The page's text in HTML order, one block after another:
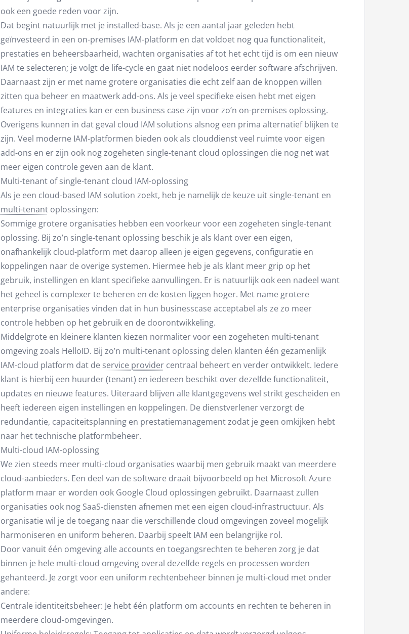
ook een goede reden voor zijn.
Dat begint natuurlijk met je installed-base. Als je een aantal jaar geleden hebt
geïnvesteerd in een on-premises IAM-platform en dat voldoet nog qua functionaliteit,
prestaties en beheersbaarheid, wachten organisaties af tot het echt tijd is om een nieuw
IAM te selecteren; je volgt de life-cycle en gaat niet nodeloos eerder software afschrijven.
Daarnaast zijn er met name grotere organisaties die echt zelf aan de knoppen willen
zitten qua beheer en maatwerk add-ons. Als je veel specifieke eisen hebt met eigen
features en integraties kan er een business case zijn voor zo’n on-premises oplossing.
Overigens kunnen in dat geval cloud IAM solutions alsnog een prima alternatief blijken te
zijn. Veel moderne IAM-platformen bieden ook als clouddienst veel ruimte voor eigen
add-ons en er zijn ook nog zogeheten single-tenant cloud oplossingen die nog net wat
meer eigen controle geven aan de klant.
Multi-tenant of single-tenant cloud IAM-oplossing
Als je een cloud-based IAM solution zoekt, heb je namelijk de keuze uit single-tenant en
multi-tenantoplossingen:
Sommige grotere organisaties hebben een voorkeur voor een zogeheten single-tenant
oplossing. Bij zo’n single-tenant oplossing beschik je als klant over een eigen,
onafhankelijk cloud-platform met daarop alleen je eigen gegevens, configuratie en
koppelingen naar de overige systemen. Hiermee heb je als klant meer grip op het
gebruik, instellingen en klant specifieke aanvullingen. Er is natuurlijk ook een nadeel want
het geheel is complexer te beheren en de kosten liggen hoger. Met name grotere
enterprise organisaties vinden dat in hun businesscase acceptabel als ze zo meer
controle hebben op het gebruik en de doorontwikkeling.
Middelgrote en kleinere klanten kiezen normaliter voor een zogeheten multi-tenant
omgeving zoals HelloID. Bij zo’n multi-tenant oplossing delen klanten één gezamenlijk
IAM-cloud platform dat de service providercentraal beheert en verder ontwikkelt. Iedere
klant is hierbij een huurder (tenant) en iedereen beschikt over dezelfde functionaliteit,
updates en nieuwe features. Uiteraard blijven alle klantgegevens wel strikt gescheiden en
heeft iedereen eigen instellingen en koppelingen. De dienstverlener verzorgt de
redundantie, capaciteitsplanning en prestatiemanagement zodat je geen omkijken hebt
naar het technische platformbeheer.
Multi-cloud IAM-oplossing
We zien steeds meer multi-cloud organisaties waarbij men gebruik maakt van meerdere
cloud-aanbieders. Een deel van de software draait bijvoorbeeld op het Microsoft Azure
platform maar er worden ook Google Cloud oplossingen gebruikt. Daarnaast zullen
organisaties ook nog SaaS-diensten afnemen met een eigen cloud-infrastructuur. Als
organisatie wil je de toegang naar die verschillende cloud omgevingen zoveel mogelijk
harmoniseren en uniform beheren. Daarbij speelt IAM een belangrijke rol.
Door vanuit één omgeving alle accounts en toegangsrechten te beheren zorg je dat
binnen je hele multi-cloud omgeving overal dezelfde regels en processen worden
gehanteerd. Je zorgt voor een uniform rechtenbeheer binnen je multi-cloud met onder
andere:
Centrale identiteitsbeheer: Je hebt één platform om accounts en rechten te beheren in
meerdere cloud-omgevingen.